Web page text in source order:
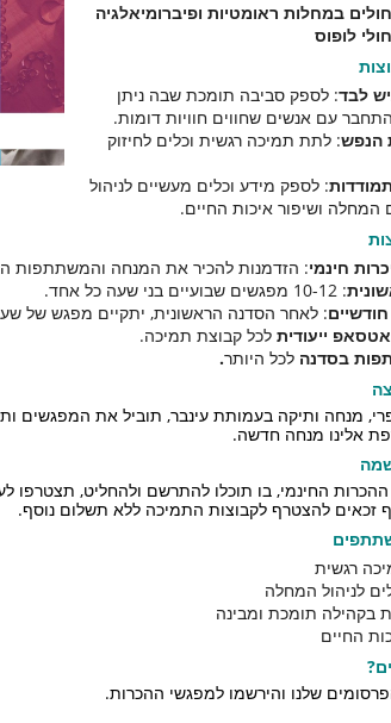
במחלות ראומטיות ופיברומיאלגיה
לופוס
לבד: לספק סביבה תומכת שבה ניתן
עם אנשים שחווים חוויות דומות.
הנפש: לתת תמיכה רגשית וכלים לחיזוק
: לספק מידע וכלים מעשיים לניהול
המחלה ושיפור איכות החיים.
חינמי: הזדמנות להכיר את המנחה והמשתתפות
: 10-12 מפגשים שבועיים בני שעה כל אחד.
: לאחר הסדנה הראשונית, יתקיים מפגש של
ייעודית לכל קבוצת תמיכה.
לכל היותר.
מנחה ותיקה בעמותת עינבר, תוביל את המפגשים
אלינו מנחה חדשה.
החינמי, בו תוכלו להתרשם ולהחליט, תצטרפו
זכאים להצטרף לקבוצות התמיכה ללא תשלום נוסף.
רגשית
לניהול המחלה
בקהילה תומכת ומבינה
החיים
שלנו והירשמו למפגשי ההכרות.